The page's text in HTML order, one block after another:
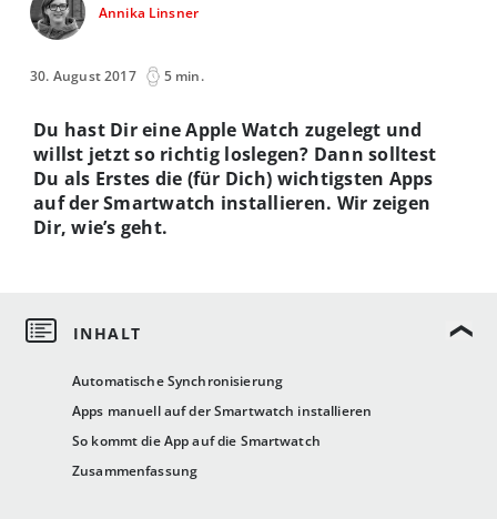
Annika Linsner
30. August 2017 5 min.
Automatische Synchronisierung
Apps manuell auf der Smartwatch installieren
So kommt die App auf die Smartwatch
Zusammenfassung
Du hast Dir eine Apple Watch zugelegt und
willst jetzt so richtig loslegen? Dann solltest
Du als Erstes die (für Dich) wichtigsten Apps
auf der Smartwatch installieren. Wir zeigen
Dir, wie’s geht.